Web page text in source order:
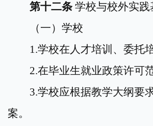
第十二条 学校与校外实践
（一）学校
1.学校在人才培训、委托
2.在毕业生就业政策许可
3.学校应根据教学大纲要
案。